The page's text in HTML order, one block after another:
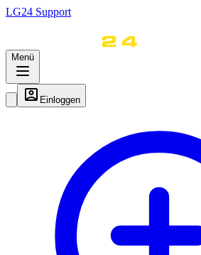
LG24 Support
Menü
Einloggen